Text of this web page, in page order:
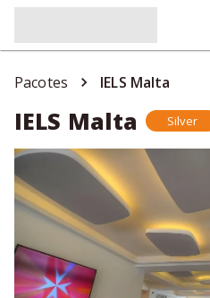
Pacotes IELS Malta
IELS Malta Silver